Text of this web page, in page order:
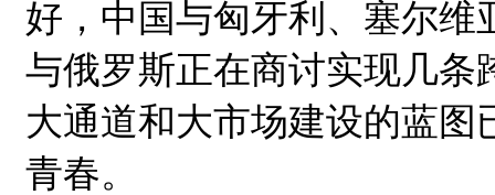
好，中国与匈牙利、塞尔
与俄罗斯正在商讨实现几条
大通道和大市场建设的蓝
青春。